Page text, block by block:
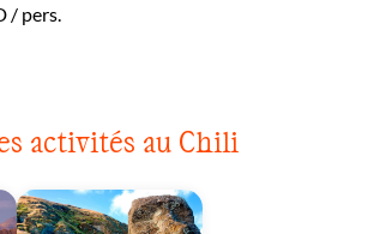
/ pers.
activités au Chili